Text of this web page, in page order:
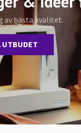
av bästa kvalitet.
UTBUDET